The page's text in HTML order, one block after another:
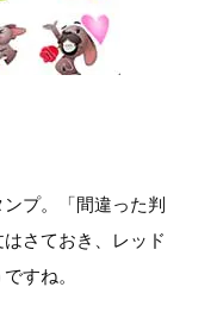
プ。「間違った判
さておき、レッド
すね。